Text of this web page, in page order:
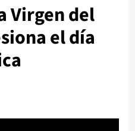
Virgen del
el día